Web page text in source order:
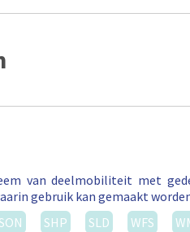
van deelmobiliteit met
gebruik kan gemaakt
SHP SLD WFS